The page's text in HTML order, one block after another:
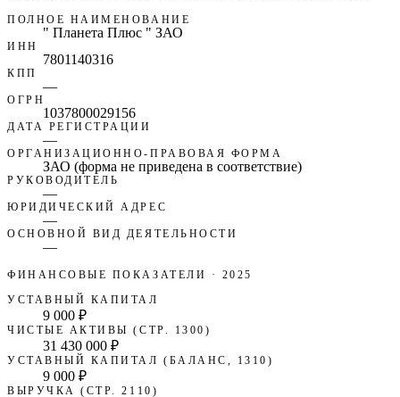
ПОЛНОЕ НАИМЕНОВАНИЕ
" Планета Плюс " ЗАО
ИНН
7801140316
КПП
—
ОГРН
1037800029156
ДАТА РЕГИСТРАЦИИ
—
ОРГАНИЗАЦИОННО-ПРАВОВАЯ ФОРМА
ЗАО (форма не приведена в соответствие)
РУКОВОДИТЕЛЬ
—
ЮРИДИЧЕСКИЙ АДРЕС
—
ОСНОВНОЙ ВИД ДЕЯТЕЛЬНОСТИ
—
ФИНАНСОВЫЕ ПОКАЗАТЕЛИ · 2025
УСТАВНЫЙ КАПИТАЛ
9 000 ₽
ЧИСТЫЕ АКТИВЫ (СТР. 1300)
31 430 000 ₽
УСТАВНЫЙ КАПИТАЛ (БАЛАНС, 1310)
9 000 ₽
ВЫРУЧКА (СТР. 2110)